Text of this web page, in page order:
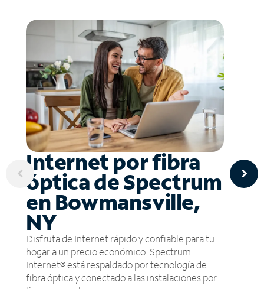
Internet por fibra
óptica de Spectrum
en Bowmansville,
NY
Disfruta de Internet rápido y confiable para tu
hogar a un precio económico. Spectrum
Internet® está respaldado por tecnología de
fibra óptica y conectado a las instalaciones por